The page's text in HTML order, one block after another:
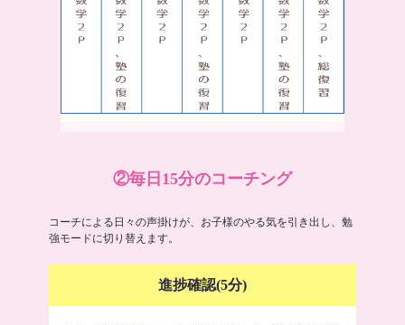
②毎日15分のコーチング
コーチによる日々の声掛けが、お子様のやる気を引き出し、勉
強モードに切り替えます。
進捗確認(5分)